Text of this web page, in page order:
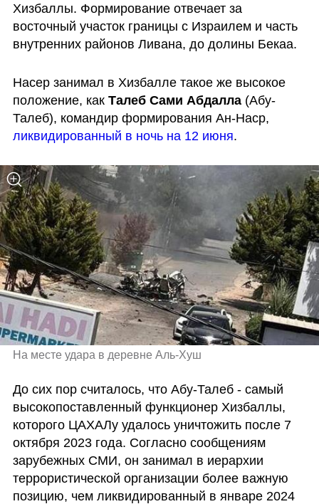
Хизбаллы. Формирование отвечает за
восточный участок границы с Израилем и часть
внутренних районов Ливана, до долины Бекаа.
Насер занимал в Хизбалле такое же высокое
положение, как Талеб Сами Абдалла (Абу-
ликвидированный в ночь на 12 июня.
На месте удара в деревне Аль-Хуш
До сих пор считалось, что Абу-Талеб - самый
высокопоставленный функционер Хизбаллы,
которого ЦАХАЛу удалось уничтожить после 7
октября 2023 года. Согласно сообщениям
зарубежных СМИ, он занимал в иерархии
террористической организации более важную
позицию, чем ликвидированный в январе 2024